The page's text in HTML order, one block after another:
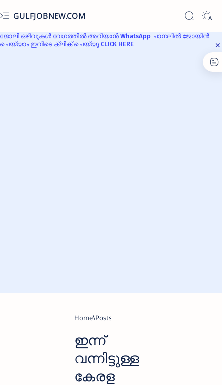
GULFJOBNEW.COM
ജോലി ഒഴിവുകൾ വേഗത്തിൽ അറിയാൻ WhatsApp ചാനലിൽ ജോയിൻ
ചെയ്യാം ഇവിടെ ക്ലിക് ചെയ്യൂ CLICK HERE
Home
ഇന്ന്
വന്നിട്ടുള്ള
കേരള